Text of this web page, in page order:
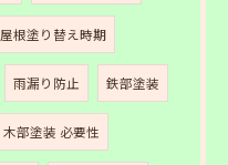
屋根塗り替え時期
雨漏り防止 鉄部塗装
木部塗装 必要性